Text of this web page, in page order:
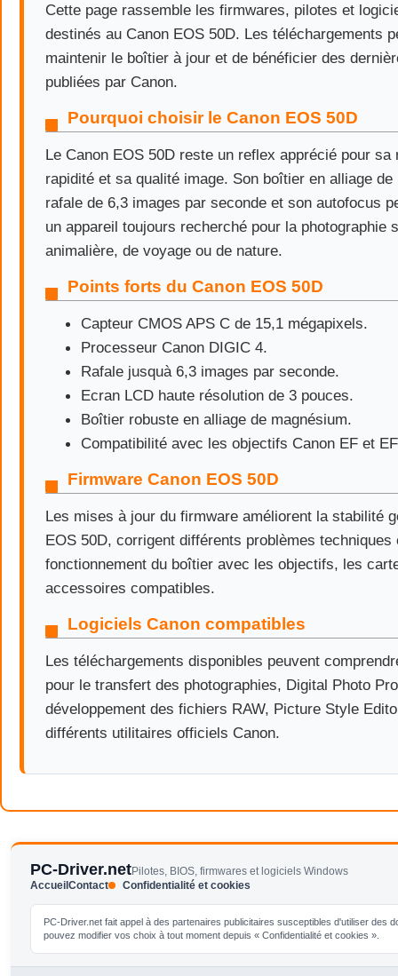
Cette page rassemble les firmwares, pilotes et
destinés au Canon EOS 50D. Les téléchargements
maintenir le boîtier à jour et de bénéficier des
publiées par Canon.
Pourquoi choisir le Canon EOS 50D
Le Canon EOS 50D reste un reflex apprécié pour sa
rapidité et sa qualité image. Son boîtier en alliage
rafale de 6,3 images par seconde et son autofocus
un appareil toujours recherché pour la photographie
animalière, de voyage ou de nature.
Points forts du Canon EOS 50D
Capteur CMOS APS C de 15,1 mégapixels.
Processeur Canon DIGIC 4.
Rafale jusquà 6,3 images par seconde.
Ecran LCD haute résolution de 3 pouces.
Boîtier robuste en alliage de magnésium.
Compatibilité avec les objectifs Canon EF et
Firmware Canon EOS 50D
Les mises à jour du firmware améliorent la stabilité
EOS 50D, corrigent différents problèmes techniques
fonctionnement du boîtier avec les objectifs, les
accessoires compatibles.
Logiciels Canon compatibles
Les téléchargements disponibles peuvent
pour le transfert des photographies, Digital Photo
développement des fichiers RAW, Picture Style
différents utilitaires officiels Canon.
PC-Driver.netPilotes, BIOS, firmwares et logiciels Windows
Accueil Contact Confidentialité et cookies
PC-Driver.net fait appel à des partenaires publicitaires susceptibles d'utiliser
pouvez modifier vos choix à tout moment depuis « Confidentialité et cookies ».